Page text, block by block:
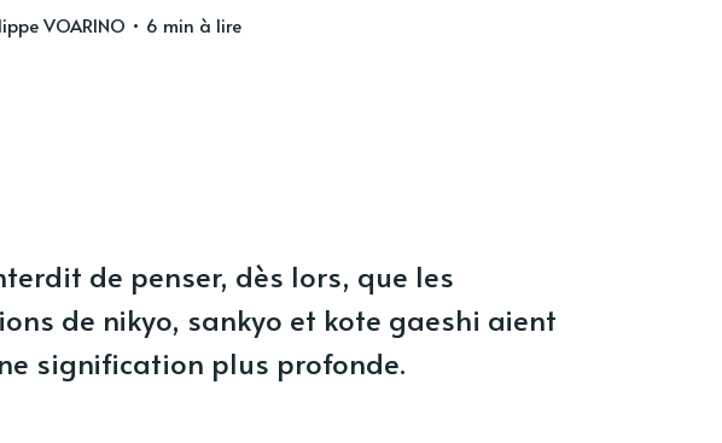
VOARINO • 6 min à lire
de penser, dès lors, que les
de nikyo, sankyo et kote gaeshi aient
signification plus profonde.